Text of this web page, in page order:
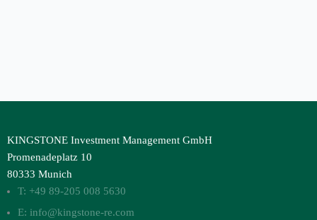
KINGSTONE Investment Management GmbH
Promenadeplatz 10
80333 Munich
T: +49 89-205 008 5630
E: info@kingstone-re.com